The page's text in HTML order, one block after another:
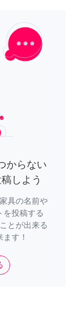
からない
しよう
具の名前や
を投稿する
とが出来る
す！